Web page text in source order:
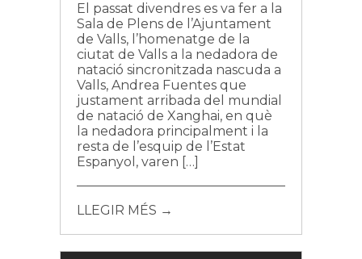
El passat divendres es va fer a la
Sala de Plens de l’Ajuntament
de Valls, l’homenatge de la
ciutat de Valls a la nedadora de
natació sincronitzada nascuda a
Valls, Andrea Fuentes que
justament arribada del mundial
de natació de Xanghai, en què
la nedadora principalment i la
resta de l’esquip de l’Estat
Espanyol, varen […]
LLEGIR MÉS →